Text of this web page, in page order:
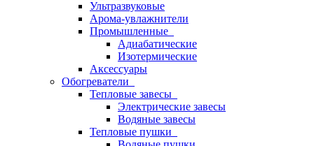
Ультразвуковые
Арома-увлажнители
Промышленныe
Адиабатические
Изотермические
Аксессуары
Обогреватели
Тепловые завесы
Электрические завесы
Водяные завесы
Тепловые пушки